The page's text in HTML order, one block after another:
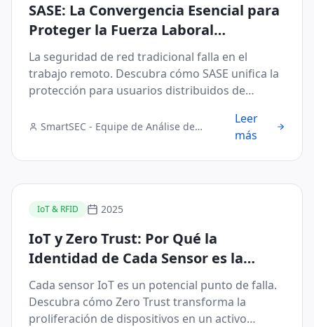
SASE: La Convergencia Esencial para
Proteger la Fuerza Laboral
Distribuida
La seguridad de red tradicional falla en el
trabajo remoto. Descubra cómo SASE unifica la
protección para usuarios distribuidos de
SmartSEC - Equipe de Análise de
Leer
más
IoT & RFID 2025
IoT y Zero Trust: Por Qué la
Identidad de Cada Sensor es la
Nueva Frontera de Seguridad
Cada sensor IoT es un potencial punto de falla.
Descubra cómo Zero Trust transforma la
proliferación de dispositivos en un activo